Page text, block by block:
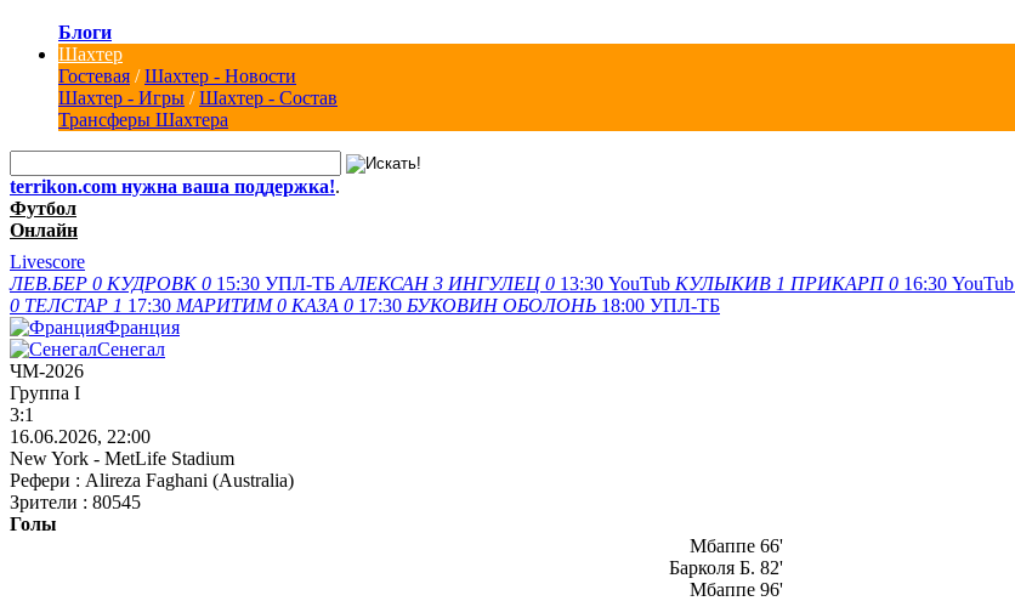
Блоги
Шахтер
Гостевая /Шахтер - Новости
Шахтер - Игры /Шахтер - Состав
Трансферы Шахтера
terrikon.com нужна ваша поддержка!.
Футбол
Онлайн
Livescore
ЛЕВ.БЕР 0 КУДРОВК 0 15:30 УПЛ-ТБ АЛЕКСАН 3 ИНГУЛЕЦ 0 13:30 YouTub КУЛЫКИВ 1 ПРИКАРП 0 16:30 YouTub
0 ТЕЛСТАР 1 17:30 МАРИТИМ 0 КАЗА 0 17:30 БУКОВИН ОБОЛОНЬ 18:00 УПЛ-ТБ
Франция
Сенегал
ЧМ-2026
Группа I
3:1
16.06.2026, 22:00
New York - MetLife Stadium
Рефери : Alireza Faghani (Australia)
Зрители : 80545
Голы
Мбаппе 66'
Барколя Б. 82'
Мбаппе 96'